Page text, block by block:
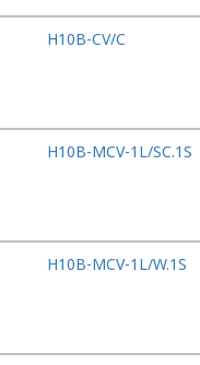
H10B-CV/C
H10B-MCV-1L/SC.1S
H10B-MCV-1L/W.1S